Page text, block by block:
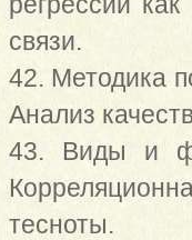
связи.
42. Методика
Анализ
43. Виды и
тесноты.